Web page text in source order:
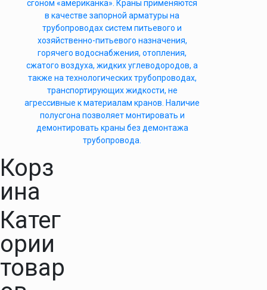
сгоном «американка». Краны применяются
в качестве запорной арматуры на
трубопроводах систем питьевого и
хозяйственно-питьевого назначения,
горячего водоснабжения, отопления,
сжатого воздуха, жидких углеводородов, а
также на технологических трубопроводах,
транспортирующих жидкости, не
агрессивные к материалам кранов. Наличие
полусгона позволяет монтировать и
демонтировать краны без демонтажа
трубопровода.
Корз
ина
Катег
ории
товар